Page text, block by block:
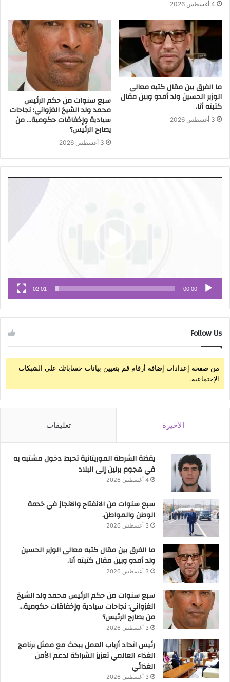
4 أغسطس 2026
ما الفرق بين مقال كتبه معالى
الوزير الحسين ولد أمدو وبين مقال
كتبته أنا.
3 أغسطس 2026
سبع سنوات من حكم الرئيس
محمد ولد الشيخ الغزواني: نجاحات
سيادية وإخفاقات حكومية… من
يصارح الرئيس؟
3 أغسطس 2026
00:00
02:01
Follow Us
من صفحة إعدادات إضافة أرقام قم بتعيين بيانات حساباتك على الشبكات
الإجتماعية.
الأخيرة تعليقات
يقظة الشرطة الموريتانية تحبط دخول مشتبه به
في هجوم برلين إلى البلاد
4 أغسطس 2026
سبع سنوات من الانفتاح والانجاز في خدمة
الوطن والمواطن.
3 أغسطس 2026
ما الفرق بين مقال كتبه معالى الوزير الحسين
ولد أمدو وبين مقال كتبته أنا.
3 أغسطس 2026
سبع سنوات من حكم الرئيس محمد ولد الشيخ
الغزواني: نجاحات سيادية وإخفاقات حكومية…
من يصارح الرئيس؟
3 أغسطس 2026
رئيس اتحاد أرباب العمل يبحث مع ممثل برنامج
الغذاء العالمي تعزيز الشراكة لدعم الأمن
الغذائي
3 أغسطس 2026